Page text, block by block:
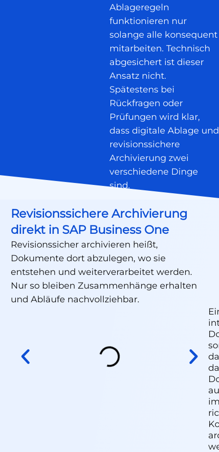
Ablageregeln
funktionieren nur
solange alle konsequent
mitarbeiten. Technisch
abgesichert ist dieser
Ansatz nicht.
Spätestens bei
Rückfragen oder
Prüfungen wird klar,
dass digitale Ablage und
revisionssichere
Archivierung zwei
verschiedene Dinge
sind.
Revisionssichere Archivierung
direkt in SAP Business One
Revisionssicher archivieren heißt,
Dokumente dort abzulegen, wo sie
entstehen und weiterverarbeitet werden.
Nur so bleiben Zusammenhänge erhalten
und Abläufe nachvollziehbar.